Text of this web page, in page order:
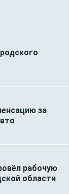
за
рабочую
области